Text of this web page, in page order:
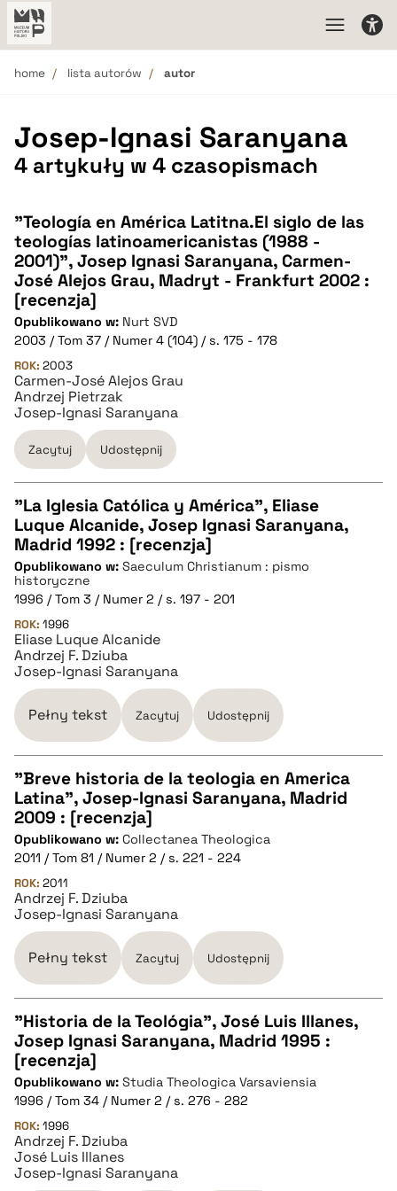
home lista autorów autor
Josep-Ignasi Saranyana
4 artykuły w 4 czasopismach
"Teología en América Latitna.El siglo de las
teologías latinoamericanistas (1988 -
2001)", Josep Ignasi Saranyana, Carmen-
José Alejos Grau, Madryt - Frankfurt 2002 :
[recenzja]
Opublikowano w: Nurt SVD
2003 / Tom 37 / Numer 4 (104) / s. 175 - 178
ROK: 2003
Carmen-José Alejos Grau
Andrzej Pietrzak
Josep-Ignasi Saranyana
Zacytuj Udostępnij
CZYSTY TEKST
pobierz cytat
BIBTEX
pobierz cytat
"La Iglesia Católica y América", Eliase
Luque Alcanide, Josep Ignasi Saranyana,
Madrid 1992 : [recenzja]
Opublikowano w: Saeculum Christianum : pismo
historyczne
1996 / Tom 3 / Numer 2 / s. 197 - 201
ROK: 1996
Eliase Luque Alcanide
Andrzej F. Dziuba
Josep-Ignasi Saranyana
Pełny tekst Zacytuj Udostępnij
CZYSTY TEKST
pobierz cytat
BIBTEX
pobierz cytat
"Breve historia de la teologia en America
Latina", Josep-Ignasi Saranyana, Madrid
2009 : [recenzja]
Opublikowano w: Collectanea Theologica
2011 / Tom 81 / Numer 2 / s. 221 - 224
ROK: 2011
Andrzej F. Dziuba
Josep-Ignasi Saranyana
Pełny tekst Zacytuj Udostępnij
CZYSTY TEKST
pobierz cytat
BIBTEX
"Historia de la Teológia", José Luis Illanes,
Josep Ignasi Saranyana, Madrid 1995 :
[recenzja]
Opublikowano w: Studia Theologica Varsaviensia
1996 / Tom 34 / Numer 2 / s. 276 - 282
ROK: 1996
Andrzej F. Dziuba
José Luis Illanes
Josep-Ignasi Saranyana